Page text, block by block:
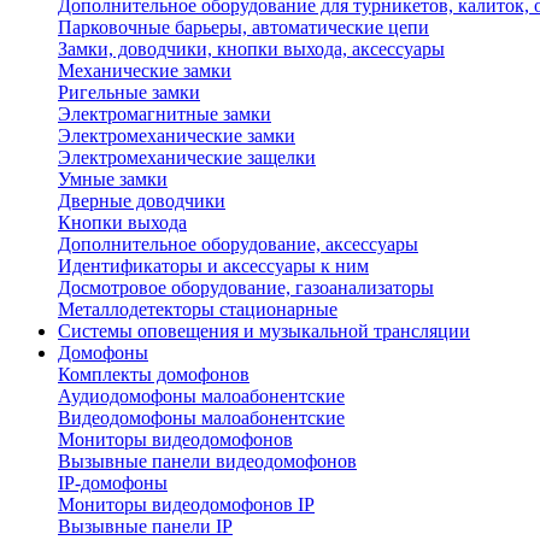
Дополнительное оборудование для турникетов, калиток,
Парковочные барьеры, автоматические цепи
Замки, доводчики, кнопки выхода, аксессуары
Механические замки
Ригельные замки
Электромагнитные замки
Электромеханические замки
Электромеханические защелки
Умные замки
Дверные доводчики
Кнопки выхода
Дополнительное оборудование, аксессуары
Идентификаторы и аксессуары к ним
Досмотровое оборудование, газоанализаторы
Металлодетекторы стационарные
Системы оповещения и музыкальной трансляции
Домофоны
Комплекты домофонов
Аудиодомофоны малоабонентские
Видеодомофоны малоабонентские
Мониторы видеодомофонов
Вызывные панели видеодомофонов
IP-домофоны
Мониторы видеодомофонов IP
Вызывные панели IP